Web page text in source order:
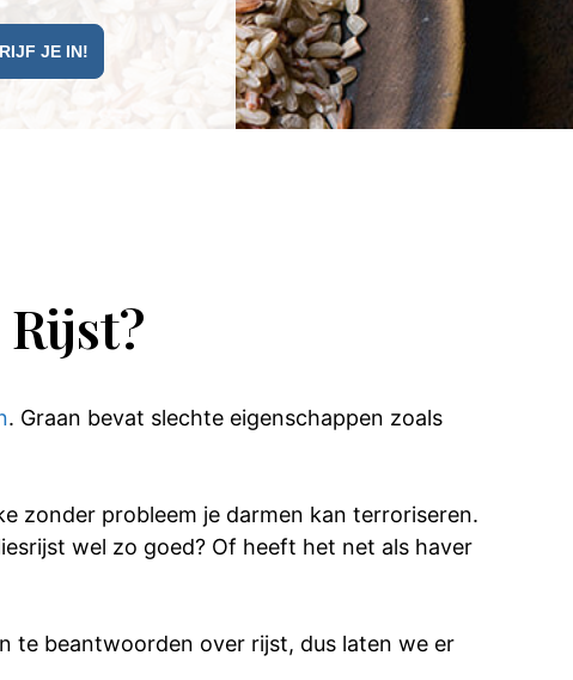
. Graan bevat slechte eigenschappen zoals
zonder probleem je darmen kan terroriseren.
wel zo goed? Of heeft het net als haver
te beantwoorden over rijst, dus laten we er